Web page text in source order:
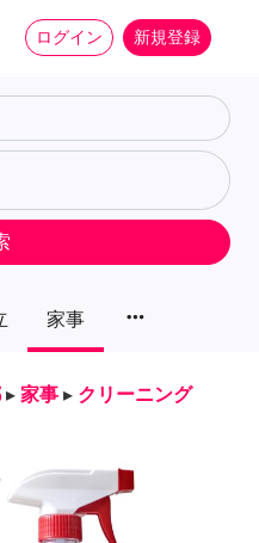
ログイン 新規登録
家事 more_horiz
▸ 家事 ▸ クリーニング